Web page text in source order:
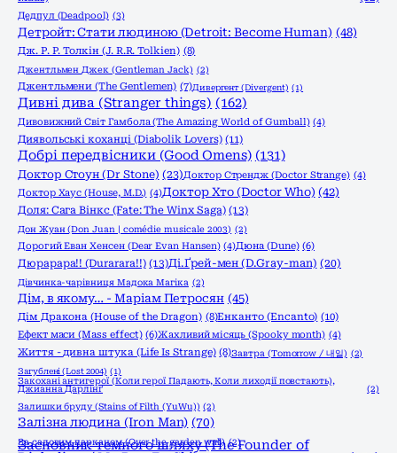
Дедпул (Deadpool) (3)
Детройт: Стати людиною (Detroit: Become Human) (48)
Дж. Р. Р. Толкін (J. R.R. Tolkien) (8)
Джентльмен Джек (Gentleman Jack) (2)
Джентльмени (The Gentlemen) (7)Дивергент (Divergent) (1)
Дивні дива (Stranger things) (162)
Дивовижний Світ Гамбола (The Amazing World of Gumball) (4)
Диявольські коханці (Diabolik Lovers) (11)
Добрі передвісники (Good Omens) (131)
Доктор Стоун (Dr Stone) (23)Доктор Стрендж (Doctor Strange) (4)
Доктор Хаус (House, M.D.) (4)Доктор Хто (Doctor Who) (42)
Доля: Сага Вінкс (Fate: The Winx Saga) (13)
Дон Жуан (Don Juan | comédie musicale 2003) (2)
Дорогий Еван Хенсен (Dear Evan Hansen) (4)Дюна (Dune) (6)
Дюрарара!! (Durarara!!) (13)Ді.Ґрей-мен (D.Gray-man) (20)
Дівчинка-чарівниця Мадока Магіка (2)
Дім, в якому… - Маріам Петросян (45)
Дім Дракона (House of the Dragon) (8)Енканто (Encanto) (10)
Ефект маси (Mass effect) (6)Жахливий місяць (Spooky month) (4)
Життя - дивна штука (Life Is Strange) (8)Завтра (Tomorrow / 내일) (2)
Загублені (Lost 2004) (1)
Закохані антигерої (Коли герої Падають, Коли лиходії повстають),
Джианна Дарлінґ
(2)
Залишки бруду (Stains of Filth (YuWu)) (2)
Залізна людина (Iron Man) (70)
За садовим парканом (Over the garden wall) (2)
Засновник темного шляху (The Founder of